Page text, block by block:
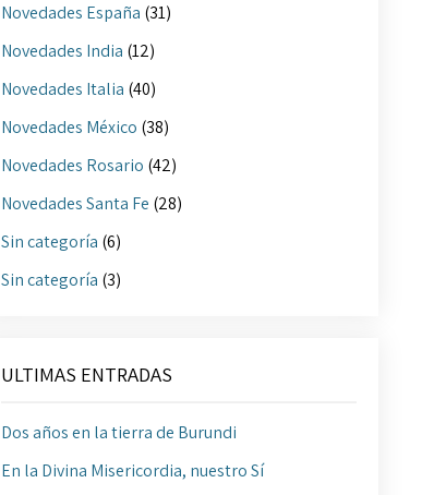
Novedades España (31)
Novedades India (12)
Novedades Italia (40)
Novedades México (38)
Novedades Rosario (42)
Novedades Santa Fe (28)
Sin categoría (6)
Sin categoría (3)
ULTIMAS ENTRADAS
Dos años en la tierra de Burundi
En la Divina Misericordia, nuestro Sí